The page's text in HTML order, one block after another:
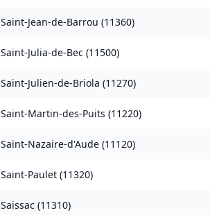
Saint-Jean-de-Barrou (11360)
Saint-Julia-de-Bec (11500)
Saint-Julien-de-Briola (11270)
Saint-Martin-des-Puits (11220)
Saint-Nazaire-d'Aude (11120)
Saint-Paulet (11320)
Saissac (11310)